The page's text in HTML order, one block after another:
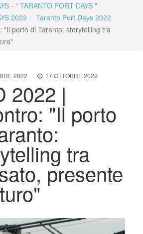
- " TARANTO PORT DAYS "
2022
Taranto Port Days 2022
"Il porto di Taranto: storytelling tra
2022 17 OTTOBRE 2022
2022 |
"Il porto
tra
presente